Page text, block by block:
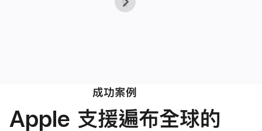
成功案例
Apple 支援遍布全球的